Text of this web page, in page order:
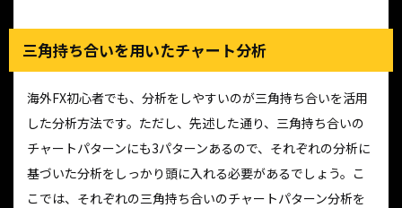
三角持ち合いを用いたチャート分析
海外FX初心者でも、分析をしやすいのが三角持ち合いを活用
した分析方法です。ただし、先述した通り、三角持ち合いの
チャートパターンにも3パターンあるので、それぞれの分析に
基づいた分析をしっかり頭に入れる必要があるでしょう。こ
こでは、それぞれの三角持ち合いのチャートパターン分析を